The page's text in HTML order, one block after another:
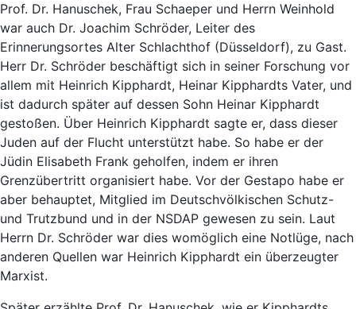
Prof. Dr. Hanuschek, Frau Schaeper und Herrn Weinhold
war auch Dr. Joachim Schröder, Leiter des
Erinnerungsortes Alter Schlachthof (Düsseldorf), zu Gast.
Herr Dr. Schröder beschäftigt sich in seiner Forschung vor
allem mit Heinrich Kipphardt, Heinar Kipphardts Vater, und
ist dadurch später auf dessen Sohn Heinar Kipphardt
gestoßen. Über Heinrich Kipphardt sagte er, dass dieser
Juden auf der Flucht unterstützt habe. So habe er der
Jüdin Elisabeth Frank geholfen, indem er ihren
Grenzübertritt organisiert habe. Vor der Gestapo habe er
aber behauptet, Mitglied im Deutschvölkischen Schutz-
und Trutzbund und in der NSDAP gewesen zu sein. Laut
Herrn Dr. Schröder war dies womöglich eine Notlüge, nach
anderen Quellen war Heinrich Kipphardt ein überzeugter
Marxist.